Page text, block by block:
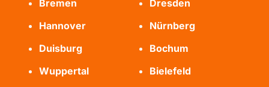
Bremen
Dresden
Hannover
Nürnberg
Duisburg
Bochum
Wuppertal
Bielefeld